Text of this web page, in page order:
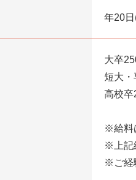
年20
大卒
短大・
高校卒
※給料
※上記
※ご経